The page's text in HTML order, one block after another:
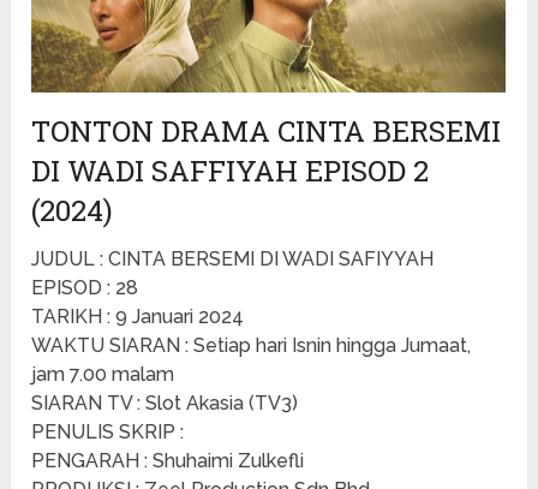
TONTON DRAMA CINTA BERSEMI
DI WADI SAFFIYAH EPISOD 2
(2024)
JUDUL : CINTA BERSEMI DI WADI SAFIYYAH
EPISOD : 28
TARIKH : 9 Januari 2024
WAKTU SIARAN : Setiap hari Isnin hingga Jumaat,
jam 7.00 malam
SIARAN TV : Slot Akasia (TV3)
PENULIS SKRIP :
PENGARAH : Shuhaimi Zulkefli